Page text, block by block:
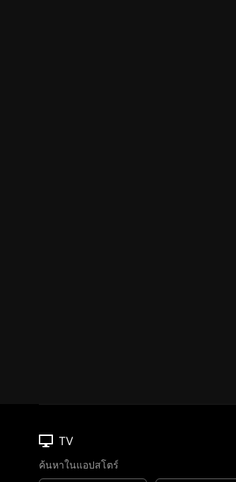
TV
ค้นหาในแอปสโตร์